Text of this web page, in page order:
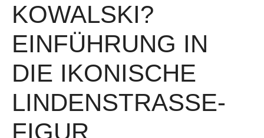
KOWALSKI?
EINFÜHRUNG IN
DIE IKONISCHE
LINDENSTRASSE-F
IGUR